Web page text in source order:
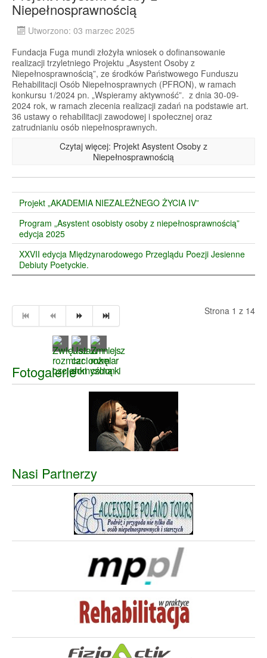
Niepełnosprawnością
Utworzono: 03 marzec 2025
Fundacja Fuga mundi złożyła wniosek o dofinansowanie
realizacji trzyletniego Projektu „Asystent Osoby z
Niepełnosprawnością”, ze środków Państwowego Funduszu
Rehabilitacji Osób Niepełnosprawnych (PFRON), w ramach
konkursu 1/2024 pn. „Wspieramy aktywność”. z dnia 30-09-
2024 rok, w ramach zlecenia realizacji zadań na podstawie art.
36 ustawy o rehabilitacji zawodowej i społecznej oraz
zatrudnianiu osób niepełnosprawnych.
Czytaj więcej: Projekt Asystent Osoby z
Niepełnosprawnością
Projekt „AKADEMIA NIEZALEŻNEGO ŻYCIA IV”
Program „Asystent osobisty osoby z niepełnosprawnością”
edycja 2025
XXVII edycja Międzynarodowego Przeglądu Poezji Jesienne
Debiuty Poetyckie.
Strona 1 z 14
Fotogalerie
Nasi Partnerzy